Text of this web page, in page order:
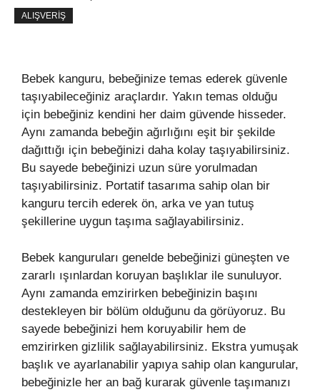
ALIŞVERIŞ
Bebek kanguru, bebeğinize temas ederek güvenle
taşıyabileceğiniz araçlardır. Yakın temas olduğu
için bebeğiniz kendini her daim güvende hisseder.
Aynı zamanda bebeğin ağırlığını eşit bir şekilde
dağıttığı için bebeğinizi daha kolay taşıyabilirsiniz.
Bu sayede bebeğinizi uzun süre yorulmadan
taşıyabilirsiniz. Portatif tasarıma sahip olan bir
kanguru tercih ederek ön, arka ve yan tutuş
şekillerine uygun taşıma sağlayabilirsiniz.
Bebek kanguruları genelde bebeğinizi güneşten ve
zararlı ışınlardan koruyan başlıklar ile sunuluyor.
Aynı zamanda emzirirken bebeğinizin başını
destekleyen bir bölüm olduğunu da görüyoruz. Bu
sayede bebeğinizi hem koruyabilir hem de
emzirirken gizlilik sağlayabilirsiniz. Ekstra yumuşak
başlık ve ayarlanabilir yapıya sahip olan kangurular,
bebeğinizle her an bağ kurarak güvenle taşımanızı